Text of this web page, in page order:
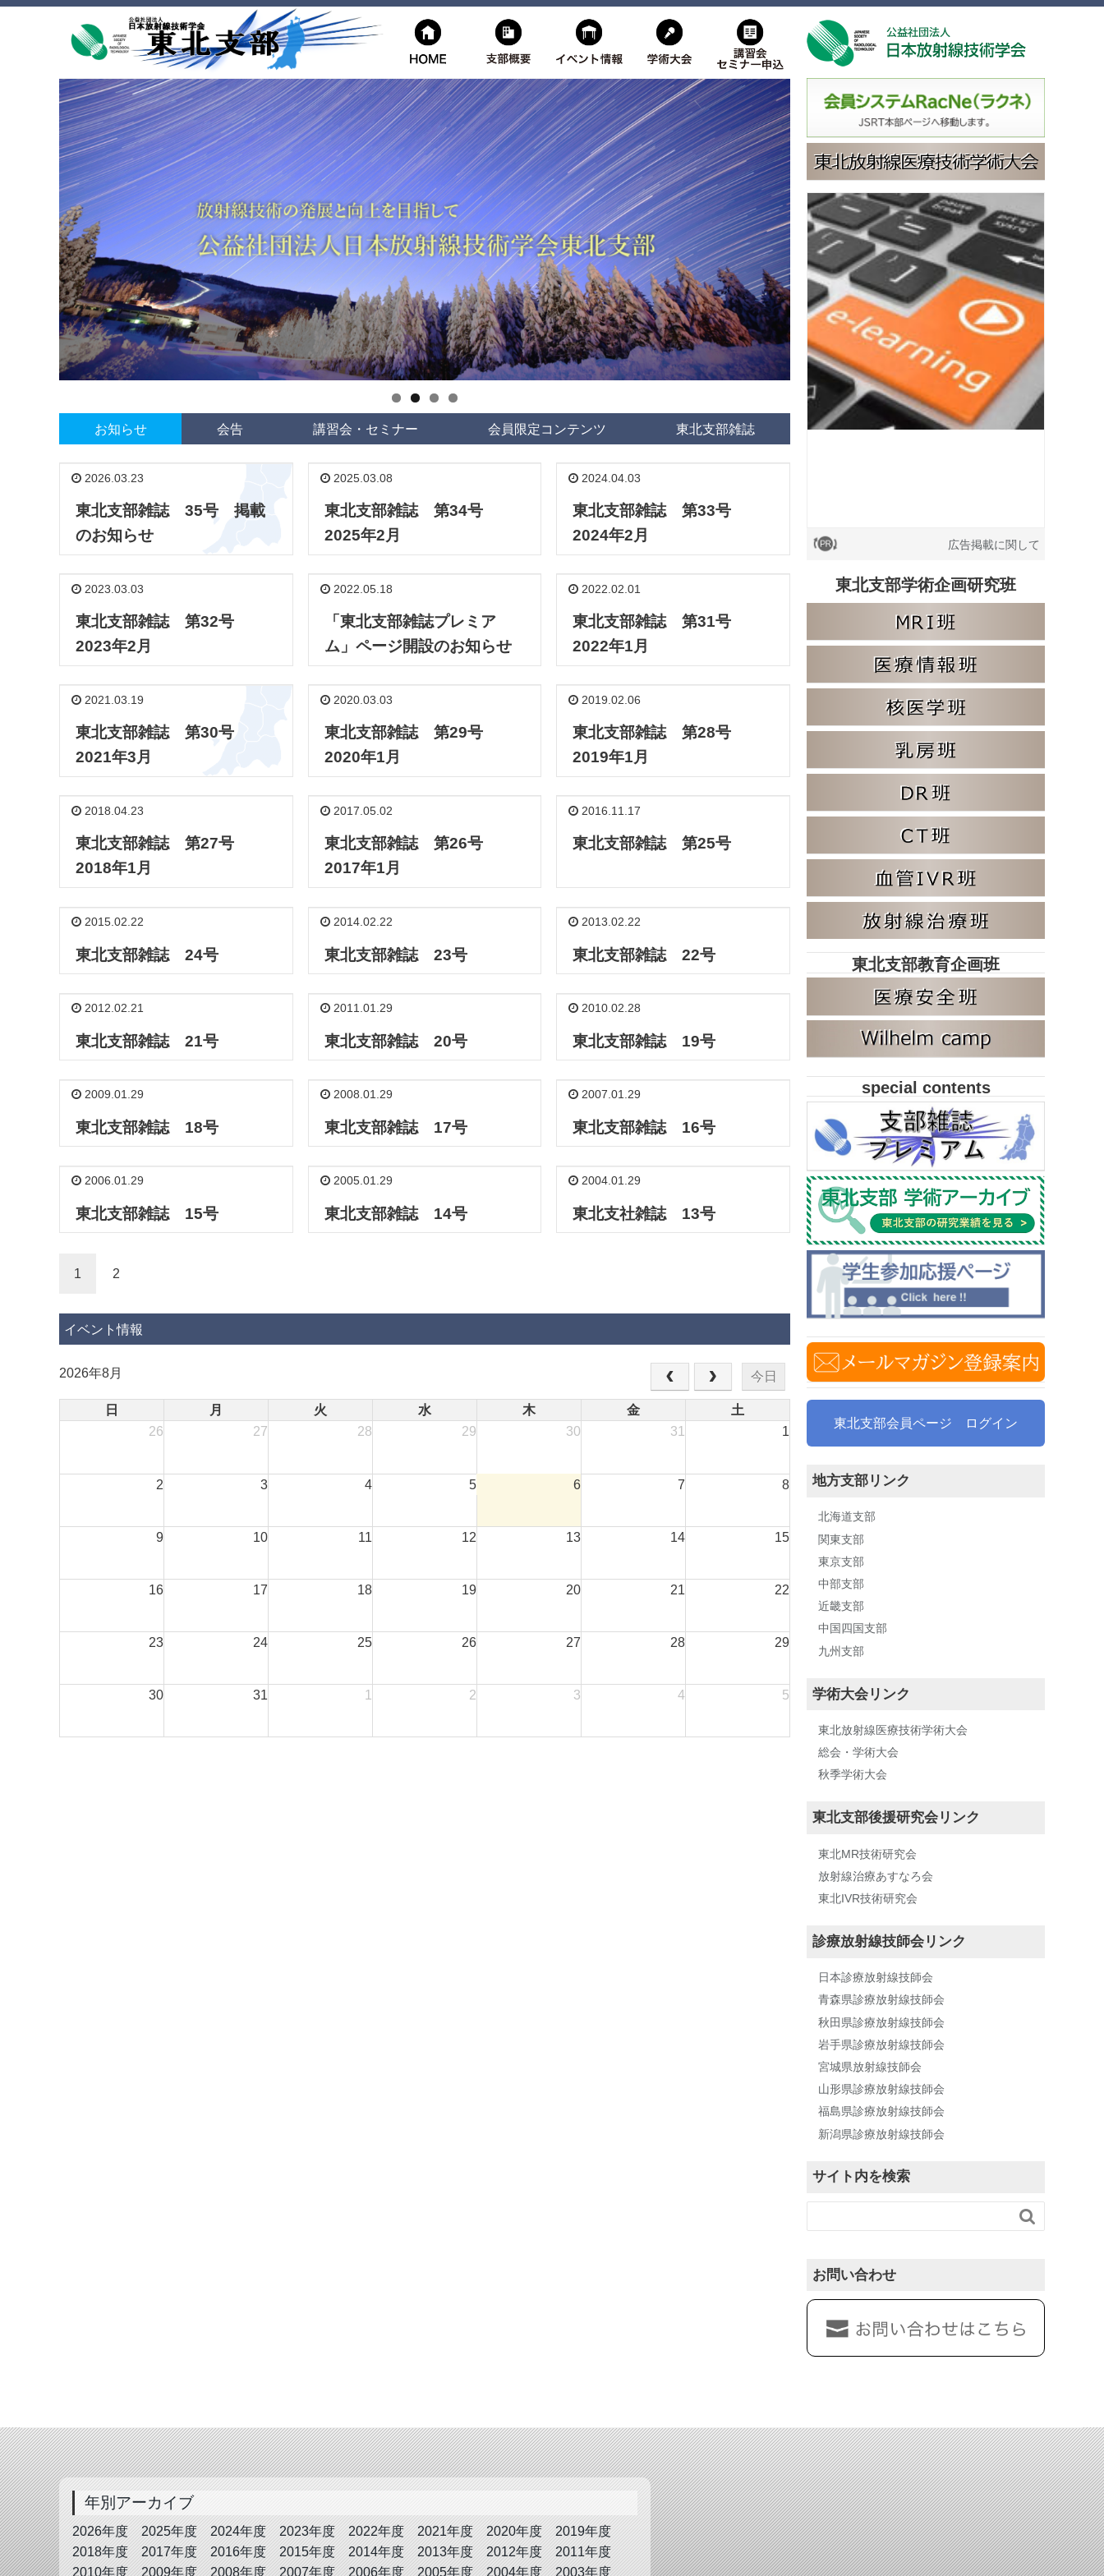
お知らせ 会告 講習会・セミナー 会員限定コンテンツ 東北支部雑誌
2026.03.23
東北支部雑誌 35号 掲載
のお知らせ
2025.03.08
東北支部雑誌 第34号
2025年2月
2024.04.03
東北支部雑誌 第33号
2024年2月
2023.03.03
東北支部雑誌 第32号
2023年2月
2022.05.18
「東北支部雑誌プレミア
ム」ページ開設のお知らせ
2022.02.01
東北支部雑誌 第31号
2022年1月
2021.03.19
東北支部雑誌 第30号
2021年3月
2020.03.03
東北支部雑誌 第29号
2020年1月
2019.02.06
東北支部雑誌 第28号
2019年1月
2018.04.23
東北支部雑誌 第27号
2018年1月
2017.05.02
東北支部雑誌 第26号
2017年1月
2016.11.17
東北支部雑誌 第25号
2015.02.22
東北支部雑誌 24号
2014.02.22
東北支部雑誌 23号
2013.02.22
東北支部雑誌 22号
2012.02.21
東北支部雑誌 21号
2011.01.29
東北支部雑誌 20号
2010.02.28
東北支部雑誌 19号
2009.01.29
東北支部雑誌 18号
2008.01.29
東北支部雑誌 17号
2007.01.29
東北支部雑誌 16号
2006.01.29
東北支部雑誌 15号
2005.01.29
東北支部雑誌 14号
2004.01.29
東北支社雑誌 13号
1 2
イベント情報
2026年8月 今日
日 月 火 水 木 金
土
26
27 28 29 30 31 1
2 3 4 5 6 7 8
9 10 11 12 13 14 15
16 17 18 19 20 21 22
23 24 25 26 27 28 29
30 31 1 2 3 4 5
広告掲載に関して
東北支部学術企画研究班
東北支部教育企画班
special contents
東北支部会員ページ ログイン
地方支部リンク
北海道支部
関東支部
東京支部
中部支部
近畿支部
中国四国支部
九州支部
学術大会リンク
東北放射線医療技術学術大会
総会・学術大会
秋季学術大会
東北支部後援研究会リンク
東北MR技術研究会
放射線治療あすなろ会
東北IVR技術研究会
診療放射線技師会リンク
日本診療放射線技師会
青森県診療放射線技師会
秋田県診療放射線技師会
岩手県診療放射線技師会
宮城県放射線技師会
山形県診療放射線技師会
福島県診療放射線技師会
新潟県診療放射線技師会
サイト内を検索

お問い合わせ
年別アーカイブ
2026年度 2025年度 2024年度 2023年度 2022年度 2021年度 2020年度
2019年度
2018年度
2017年度 2016年度 2015年度 2014年度 2013年度 2012年度
2011年度
2010年度
2009年度 2008年度 2007年度 2006年度 2005年度 2004年度 2003年度